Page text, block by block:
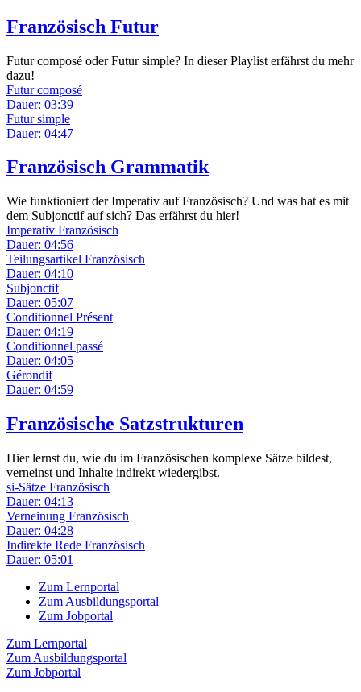
Französisch Futur
Futur composé oder Futur simple? In dieser Playlist erfährst du mehr
dazu!
Futur composé
Dauer: 03:39
Futur simple
Dauer: 04:47
Französisch Grammatik
Wie funktioniert der Imperativ auf Französisch? Und was hat es mit
dem Subjonctif auf sich? Das erfährst du hier!
Imperativ Französisch
Dauer: 04:56
Teilungsartikel Französisch
Dauer: 04:10
Subjonctif
Dauer: 05:07
Conditionnel Présent
Dauer: 04:19
Conditionnel passé
Dauer: 04:05
Gérondif
Dauer: 04:59
Französische Satzstrukturen
Hier lernst du, wie du im Französischen komplexe Sätze bildest,
verneinst und Inhalte indirekt wiedergibst.
si-Sätze Französisch
Dauer: 04:13
Verneinung Französisch
Dauer: 04:28
Indirekte Rede Französisch
Dauer: 05:01
Zum Lernportal
Zum Ausbildungsportal
Zum Jobportal
Zum Lernportal
Zum Ausbildungsportal
Zum Jobportal